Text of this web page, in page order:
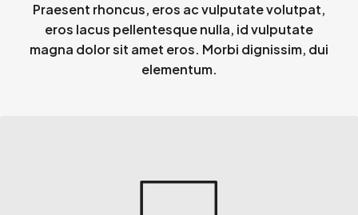
Praesent rhoncus, eros ac vulputate volutpat,
eros lacus pellentesque nulla, id vulputate
magna dolor sit amet eros. Morbi dignissim, dui
elementum.